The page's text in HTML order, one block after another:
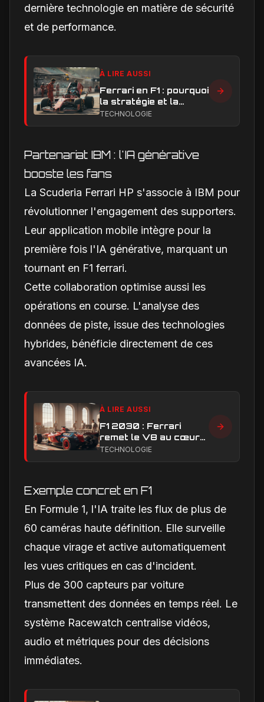
dernière technologie en matière de sécurité
et de performance.
À LIRE AUSSI
Ferrari en F1 : pourquoi
la stratégie et la
technique sont sous
TECHNOLOGIE
Partenariat IBM : l'IA générative
booste les fans
La Scuderia Ferrari HP s'associe à IBM pour
révolutionner l'engagement des supporters.
Leur application mobile intègre pour la
première fois l'IA générative, marquant un
tournant en F1 ferrari.
Cette collaboration optimise aussi les
opérations en course. L'analyse des
données de piste, issue des technologies
hybrides, bénéficie directement de ces
avancées IA.
À LIRE AUSSI
F1 2030 : Ferrari
remet le V8 au cœur
du débat sur l’avenir
TECHNOLOGIE
Exemple concret en F1
En Formule 1, l'IA traite les flux de plus de
60 caméras haute définition. Elle surveille
chaque virage et active automatiquement
les vues critiques en cas d'incident.
Plus de 300 capteurs par voiture
transmettent des données en temps réel. Le
système Racewatch centralise vidéos,
audio et métriques pour des décisions
immédiates.